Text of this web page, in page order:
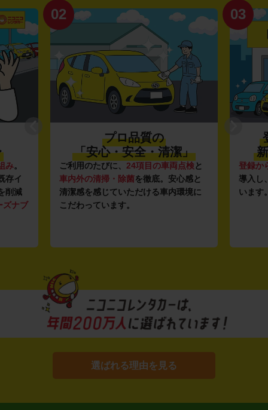
み。
存イ
削減
ズナブ
02
プロ品質の
「安心・安全・清潔」
ご利用のたびに、 24項目の車両点検と
車内外の清掃・除菌を徹底。安心感と
清潔感を感じていただける車内環境に
こだわっています。
03
登録か
導入し
います
選ばれる理由を見る